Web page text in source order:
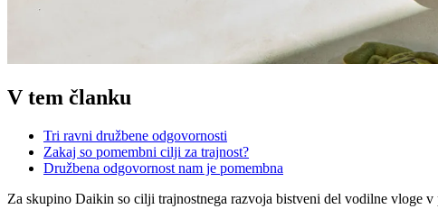
V tem članku
Tri ravni družbene odgovornosti
Zakaj so pomembni cilji za trajnost?
Družbena odgovornost nam je pomembna
Za skupino Daikin so cilji trajnostnega razvoja bistveni del vodilne vloge